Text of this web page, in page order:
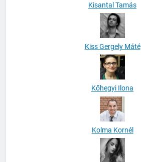
Kisantal Tamás
Kiss Gergely Máté
Kőhegyi Ilona
Kolma Kornél